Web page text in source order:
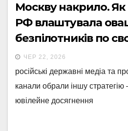
Москву накрило.
РФ влаштувала
безпілотників по
ЧЕР 22, 2026
російські державні медіа та
канали обрали іншу стратегію
ювілейне досягнення